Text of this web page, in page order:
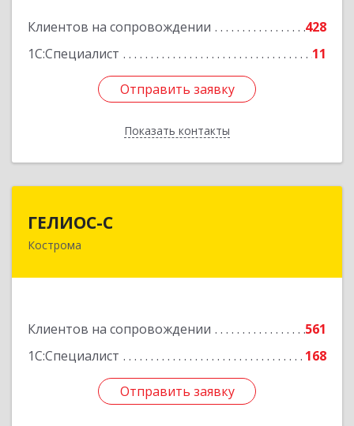
Клиентов на сопровождении
428
1С:Специалист
11
Отправить заявку
Показать контакты
Отправить заявку
Назад
ГЕЛИОС-С
Кострома
Клиентов на сопровождении
561
1С:Специалист
168
Отправить заявку
156026, Костромская обл, г.о. город Кострома,
Отправить заявку